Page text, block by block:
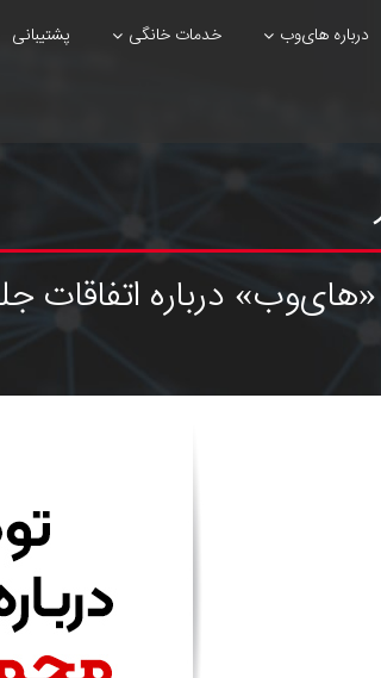
درباره های‌وب خدمات خانگی پشتیبانی
درباره اتفاقات